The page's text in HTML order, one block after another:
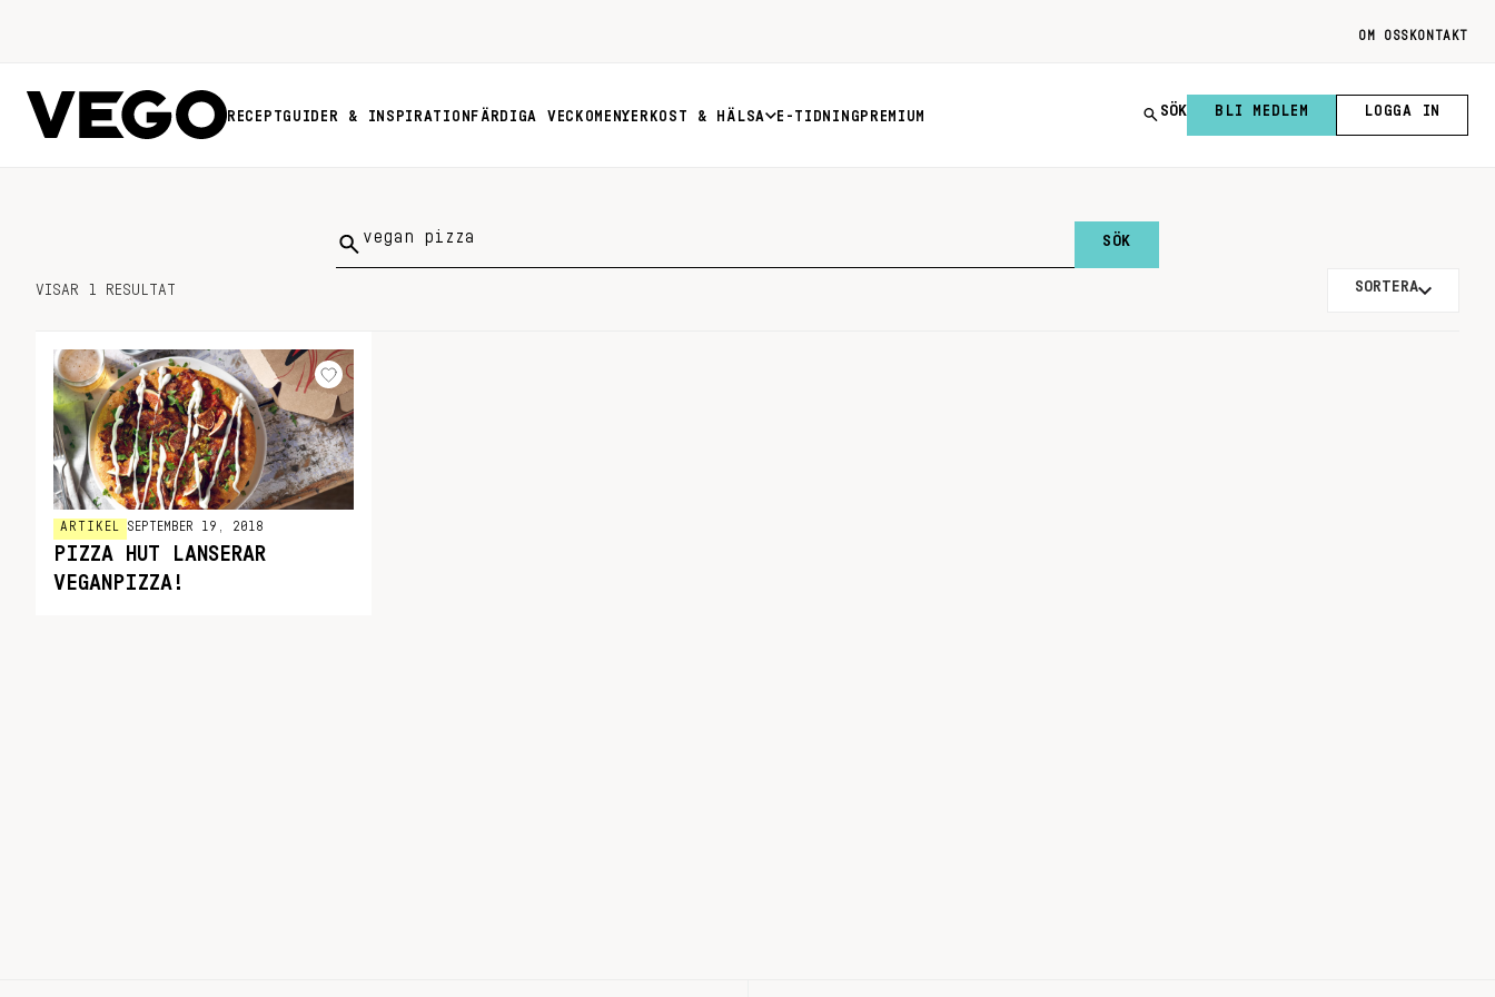
OM OSS KONTAKT
RECEPTGUIDER & INSPIRATION FÄRDIGA VECKOMENYER KOST & HÄLSA E-TIDNING PREMIUM SÖK BLI MEDLEM LOGGA IN
Sök
VISAR 1 RESULTAT SORTERA
ARTIKEL SEPTEMBER 19, 2018
PIZZA HUT LANSERAR
VEGANPIZZA!